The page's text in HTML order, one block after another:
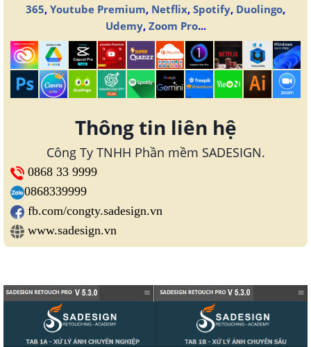
365, Youtube Premium, Netflix, Spotify, Duolingo,
Udemy, Zoom Pro...
Thông tin liên hệ
Công Ty TNHH Phần mềm SADESIGN.
0868 33 9999
0868339999
fb.com/congty.sadesign.vn
www.sadesign.vn